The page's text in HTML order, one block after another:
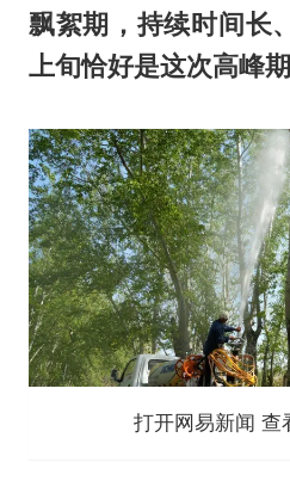
飘絮期，持续时间长
上旬恰好是这次高峰
打开网易新闻 查